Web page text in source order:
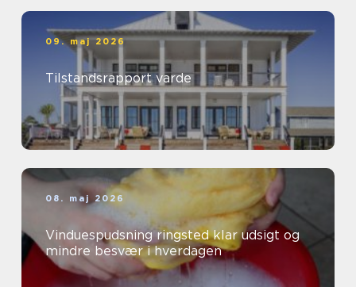
09. maj 2026
Tilstandsrapport varde
08. maj 2026
Vinduespudsning ringsted klar udsigt og
mindre besvær i hverdagen